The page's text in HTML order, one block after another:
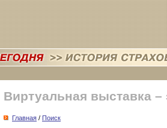
Виртуальная выставка –
Главная / Поиск